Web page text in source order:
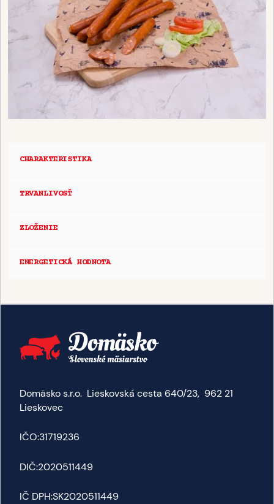
CHARAKTERISTIKA
TRVANLIVOSŤ
ZLOŽENIE
ENERGETICKÁ HODNOTA
Domäsko s.r.o. Lieskovská cesta 640/23, 962 21
Lieskovec
IČO:31719236
DIČ:2020511449
IČ DPH:SK2020511449